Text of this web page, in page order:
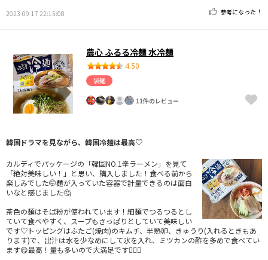
2023-09-17 22:15:08 参考になった！
農心 ふるる冷麺 水冷麺
4.50
袋麺
11件のレビュー
韓国ドラマを見ながら、韓国冷麺は最高♡
カルディでパッケージの「韓国NO.1辛ラーメン」を見て
「絶対美味しい！」と思い、購入しました！食べる前から
楽しみでした🤭麺が入っていた容器で計量できるのは面白
いなと感じました🤔
茶色の麺はそば粉が使われています！細麺でつるつるとし
ていて食べやすく、スープもさっぱりとしていて美味しい
です♡トッピングはふたご(焼肉)のキムチ、半熟卵、きゅうり(入れるときもあ
ります)で、出汁は水を少なめにして氷を入れ、ミツカンの酢を多めで食べてい
ます😋最高！量も多いので大満足です🙆🏻‍♀️